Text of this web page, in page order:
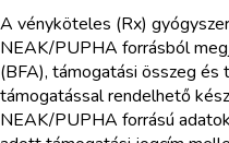
A vényköteles (Rx)
NEAK/PUPHA forrásból
(BFA), támogatási összeg
támogatással rendelhető
NEAK/PUPHA forrású